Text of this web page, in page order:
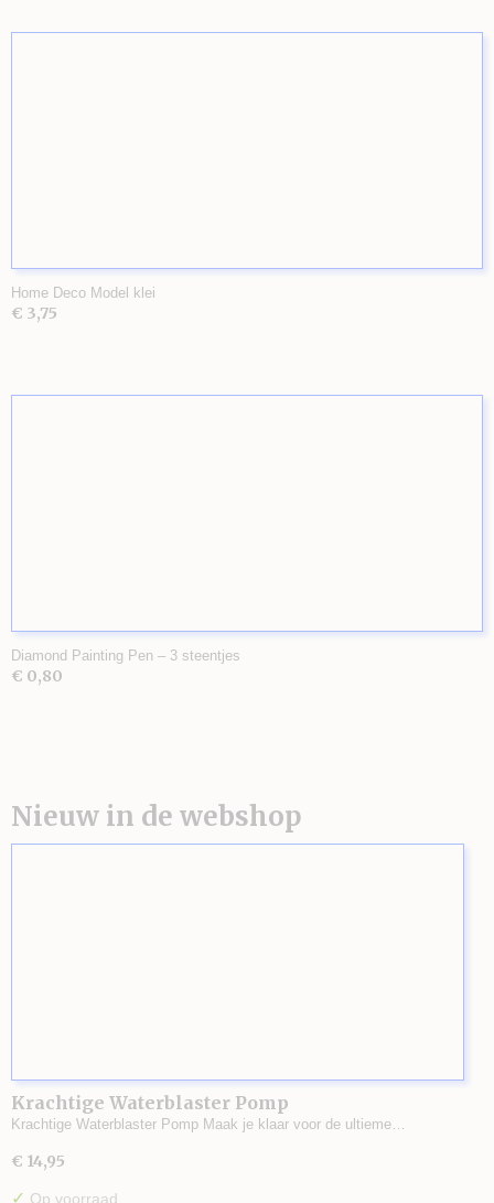
Home Deco Model klei
€ 3,75
Diamond Painting Pen – 3 steentjes
€ 0,80
Nieuw in de webshop
Krachtige Waterblaster Pomp
Krachtige Waterblaster Pomp Maak je klaar voor de ultieme…
€ 14,95
✓ Op voorraad